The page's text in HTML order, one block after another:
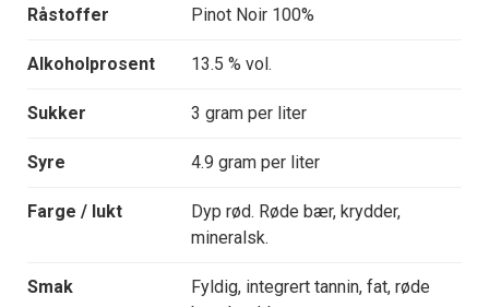
Råstoffer Pinot Noir 100%
Alkoholprosent 13.5 % vol.
Sukker 3 gram per liter
Syre 4.9 gram per liter
Farge / lukt
Dyp rød. Røde bær, krydder,
mineralsk.
Smak
Fyldig, integrert tannin, fat, røde